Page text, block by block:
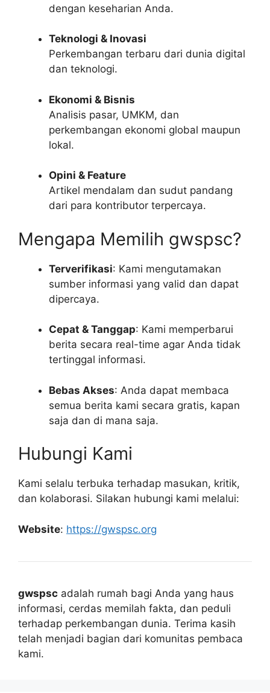
dengan keseharian Anda.
Teknologi & Inovasi
Perkembangan terbaru dari dunia digital
dan teknologi.
Ekonomi & Bisnis
Analisis pasar, UMKM, dan
perkembangan ekonomi global maupun
lokal.
Opini & Feature
Artikel mendalam dan sudut pandang
dari para kontributor terpercaya.
Mengapa Memilih gwspsc?
Terverifikasi: Kami mengutamakan
sumber informasi yang valid dan dapat
dipercaya.
Cepat & Tanggap: Kami memperbarui
berita secara real-time agar Anda tidak
tertinggal informasi.
Bebas Akses: Anda dapat membaca
semua berita kami secara gratis, kapan
saja dan di mana saja.
Hubungi Kami
Kami selalu terbuka terhadap masukan, kritik,
dan kolaborasi. Silakan hubungi kami melalui:
Website: https://gwspsc.org
gwspsc adalah rumah bagi Anda yang haus
informasi, cerdas memilah fakta, dan peduli
terhadap perkembangan dunia. Terima kasih
telah menjadi bagian dari komunitas pembaca
kami.